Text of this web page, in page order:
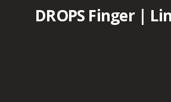
DROPS Finger |